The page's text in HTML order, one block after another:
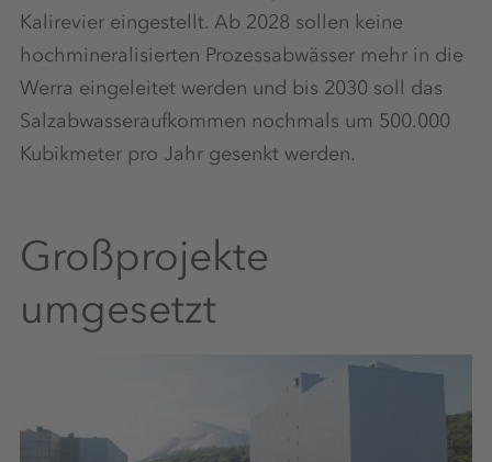
Kalirevier eingestellt. Ab 2028 sollen keine
hochmineralisierten Prozessabwässer mehr in die
Werra eingeleitet werden und bis 2030 soll das
Salzabwasseraufkommen nochmals um 500.000
Kubikmeter pro Jahr gesenkt werden.
Großprojekte
umgesetzt